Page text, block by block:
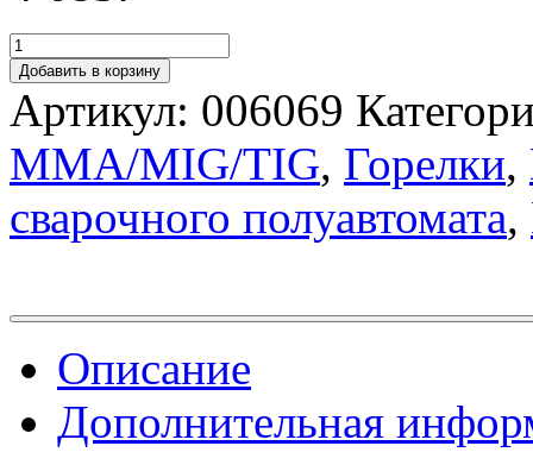
Добавить в корзину
Артикул: 006069
MMA/MIG/TIG, Горелки,
сварочного полуавтомата,
Описание
Дополнительная